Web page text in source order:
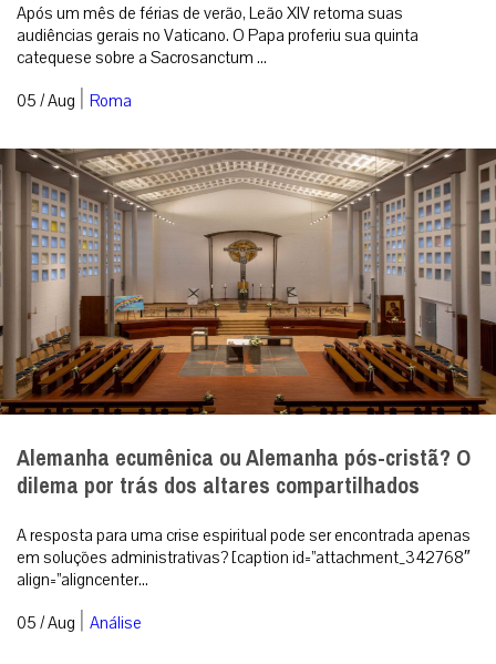
Após um mês de férias de verão, Leão XIV retoma suas
audiências gerais no Vaticano. O Papa proferiu sua quinta
catequese sobre a Sacrosanctum ...
05 / Aug | Roma
Alemanha ecumênica ou Alemanha pós-cristã? O
dilema por trás dos altares compartilhados
A resposta para uma crise espiritual pode ser encontrada apenas
em soluções administrativas? [caption id=”attachment_342768″
align=”aligncenter...
05 / Aug | Análise